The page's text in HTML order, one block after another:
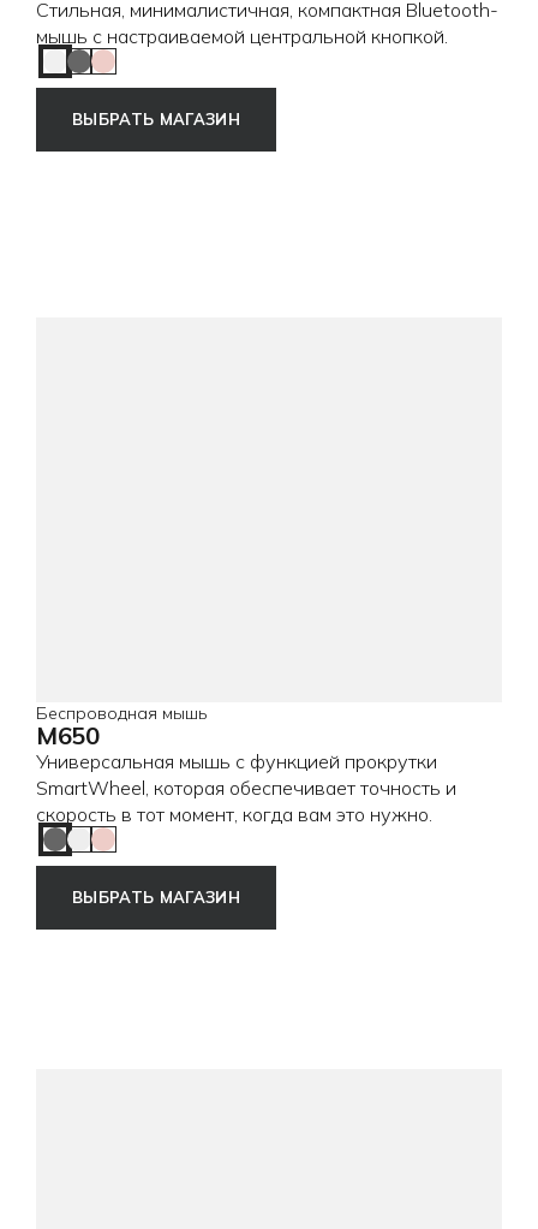
Стильная, минималистичная, компактная Bluetooth-
мышь с настраиваемой центральной кнопкой.
Tonal White
Tonal Graphite
Tonal Rose
ВЫБРАТЬ МАГАЗИН
Беспроводная мышь
M650
Универсальная мышь c функцией прокрутки
SmartWheel, которая обеспечивает точность и
скорость в тот момент, когда вам это нужно.
Graphite
Off White
Rose
ВЫБРАТЬ МАГАЗИН